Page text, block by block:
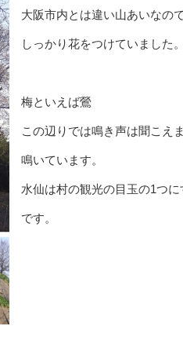
大阪市内とは違い山あいなの
しっかり花をつけていました。
梅といえば鶯
この辺りでは鳴き声は聞こえ
鳴いています。
水仙は村の観光の目玉の1つ
です。